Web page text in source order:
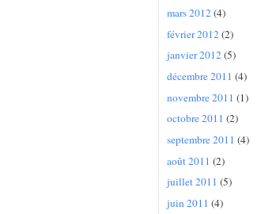
mars 2012(4)
février 2012(2)
janvier 2012(5)
décembre 2011 (4)
novembre 2011 (1)
octobre 2011 (2)
septembre 2011 (4)
août 2011 (2)
juillet 2011 (5)
juin 2011 (4)